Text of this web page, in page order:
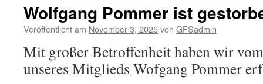
Wolfgang Pommer ist
Veröffentlicht am November 3, 2025von GFSadmin
Mit großer Betroffenheit haben wir
unseres Mitglieds Wofgang Pommer